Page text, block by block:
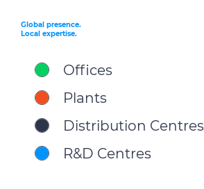
Global presence.
Local expertise.
Offices
Plants
Distribution Centres
R&D Centres